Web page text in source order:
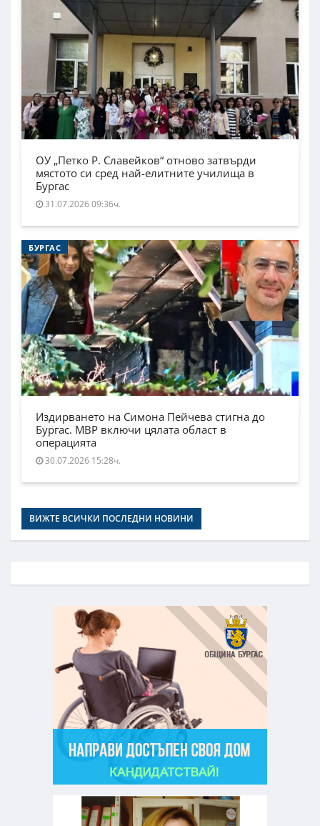
ОУ „Петко Р. Славейков“ отново затвърди
мястото си сред най-елитните училища в
Бургас
31.07.2026 09:36ч.
БУРГАС
Издирването на Симона Пейчева стигна до
Бургас. МВР включи цялата област в
операцията
30.07.2026 15:28ч.
ВИЖТЕ ВСИЧКИ ПОСЛЕДНИ НОВИНИ